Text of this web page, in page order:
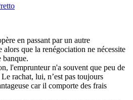
en passant par un autre
alors que la renégociation ne nécessite
banque.
l'emprunteur n'a souvent que peu de
rachat, lui, n’est pas toujours
car il comporte des frais